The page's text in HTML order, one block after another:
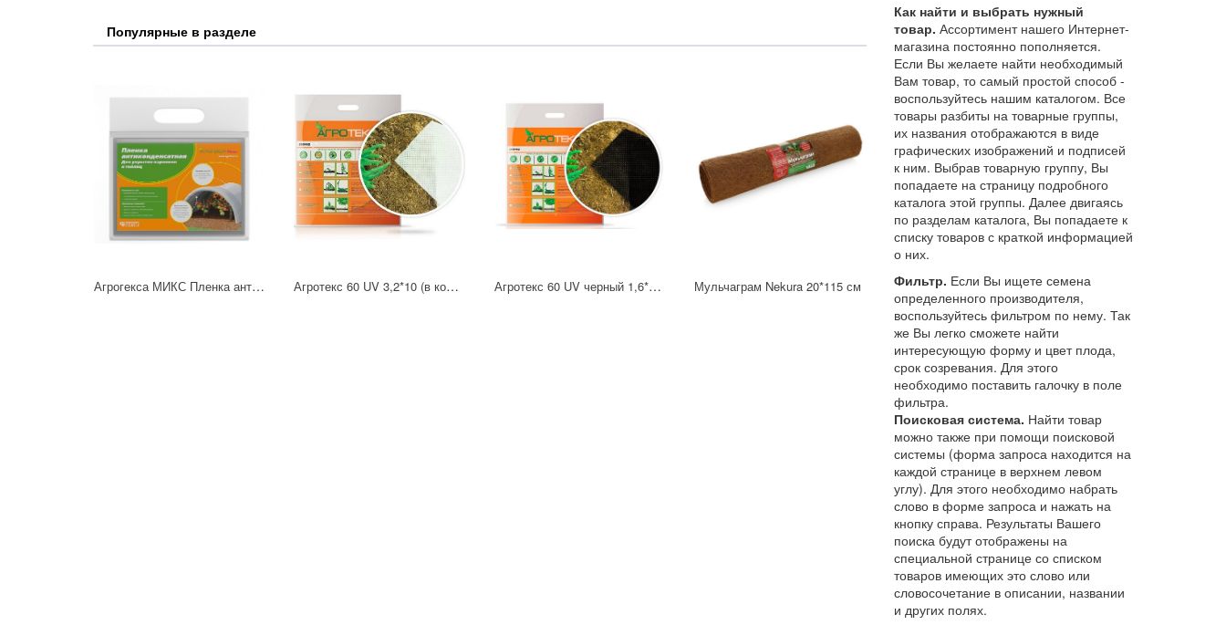
Популярные в разделе
Агрогекса МИКС Пленка антиконденсатная 60 3,0*50м Агротекс 60 UV 3,2*10 (в коробке) Агротекс 60 UV черный 1,6*10 м (в коробке) Мульчаграм Nekura 20*115 см
Как найти и выбрать нужный
товар. Ассортимент нашего Интернет-
магазина постоянно пополняется.
Если Вы желаете найти необходимый
Вам товар, то самый простой способ -
воспользуйтесь нашим каталогом. Все
товары разбиты на товарные группы,
их названия отображаются в виде
графических изображений и подписей
к ним. Выбрав товарную группу, Вы
попадаете на страницу подробного
каталога этой группы. Далее двигаясь
по разделам каталога, Вы попадаете к
списку товаров с краткой информацией
о них.
Фильтр. Если Вы ищете семена
определенного производителя,
воспользуйтесь фильтром по нему. Так
же Вы легко сможете найти
интересующую форму и цвет плода,
срок созревания. Для этого
необходимо поставить галочку в поле
фильтра.
Поисковая система. Найти товар
можно также при помощи поисковой
системы (форма запроса находится на
каждой странице в верхнем левом
углу). Для этого необходимо набрать
слово в форме запроса и нажать на
кнопку справа. Результаты Вашего
поиска будут отображены на
специальной странице со списком
товаров имеющих это слово или
словосочетание в описании, названии
и других полях.